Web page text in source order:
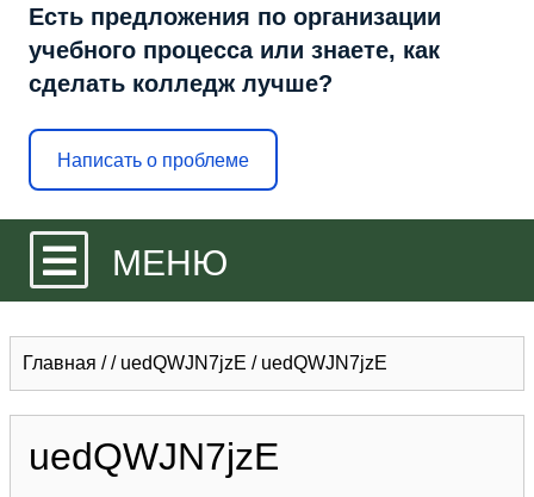
Есть предложения по организации
учебного процесса или знаете, как
сделать колледж лучше?
Написать о проблеме
МЕНЮ
Главная // uedQWJN7jzE / uedQWJN7jzE
uedQWJN7jzE